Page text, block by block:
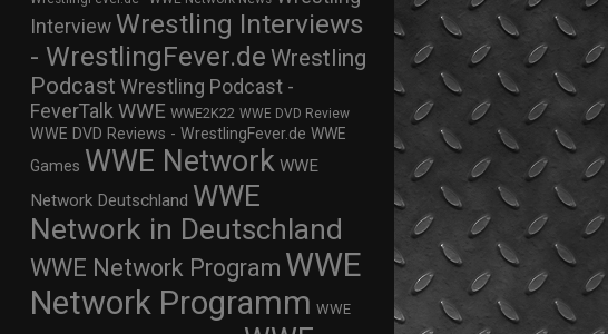
Interview Wrestling Interviews
- WrestlingFever.de Wrestling
Podcast Wrestling Podcast -
FeverTalk WWE WWE2K22 WWE DVD Review
WWE DVD Reviews - WrestlingFever.de WWE
Games WWE Network WWE
Network Deutschland WWE
Network in Deutschland
WWE Network Program WWE
Network Programm WWE